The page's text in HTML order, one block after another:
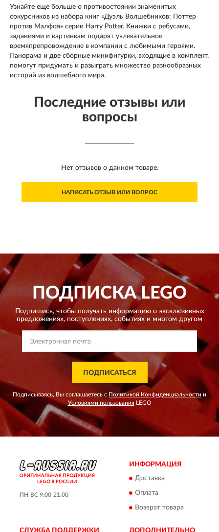
Узнайте еще больше о противостоянии знаменитых
сокурсников из набора книг «Дуэль Волшебников: Поттер
против Малфоя» серии Harry Potter. Книжки с ребусами,
заданиями и картинкам подарят увлекательное
времяпрепровождение в компании с любимыми героями.
Панорама и две сборные минифигурки, входящие в комплект,
помогут придумать и разыграть множество разнообразных
историй из волшебного мира.
Последние отзывы или
вопросы
Нет отзывов о данном товаре.
НАПИСАТЬ ОТЗЫВ ИЛИ ВОПРОС
ПОДПИСКАLEGO
Подпишись, чтобы получать информацию о эксклюзивных
предложениях, поступлениях, событиях и многом другом
ПОДПИСАТЬСЯ
Подписываясь, Вы соглашаетесь с Политикой Конфиденциальности и
Условиями пользованияLEGO
ПН-ВС 9:00-21:00
ИНФОРМАЦИЯ
Доставка
Оплата
Возврат товара
СЛУЖБА ПОДДЕРЖКИ ДОПОЛНИТЕЛЬНО